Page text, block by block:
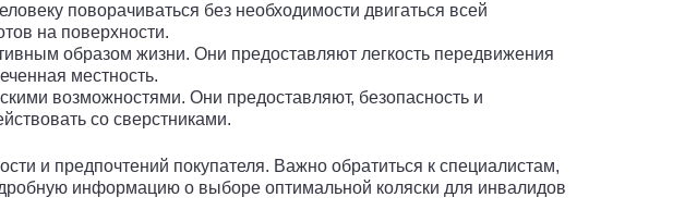
поворачиваться без необходимости двигаться всей
на поверхности.
образом жизни. Они предоставляют легкость передвижения
местность.
возможностями. Они предоставляют, безопасность и
со сверстниками.
и предпочтений покупателя. Важно обратиться к специалистам,
информацию о выборе оптимальной коляски для инвалидов